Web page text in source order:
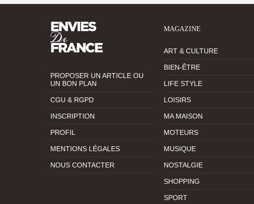
PROPOSER UN ARTICLE OU
UN BON PLAN
CGU & RGPD
INSCRIPTION
PROFIL
MENTIONS LÉGALES
NOUS CONTACTER
MAGAZINE
ART & CULTURE
BIEN-ÊTRE
LIFE STYLE
LOISIRS
MA MAISON
MOTEURS
MUSIQUE
NOSTALGIE
SHOPPING
SPORT